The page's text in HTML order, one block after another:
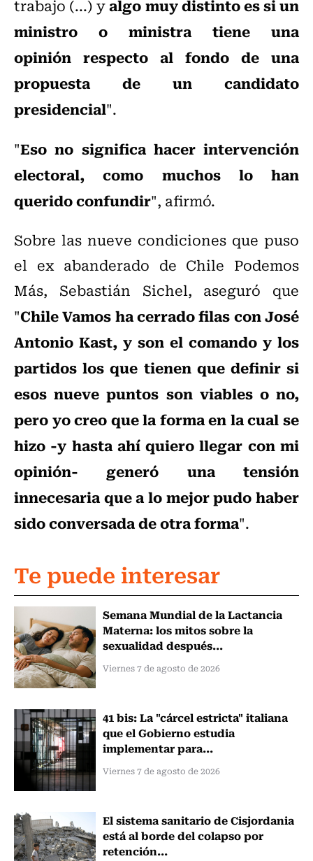
trabajo (...) yalgo muy distinto es si un
ministro o ministra tiene una
opinión respecto al fondo de una
propuesta de un candidato
presidencial".
"Eso no significa hacer intervención
electoral, como muchos lo han
querido confundir", afirmó.
Sobre las nueve condiciones que puso
el ex abanderado de Chile Podemos
Más, Sebastián Sichel, aseguró que
"Chile Vamos ha cerrado filas con José
Antonio Kast, y son el comando y los
partidos los que tienen que definir si
esos nueve puntos son viables o no,
pero yo creo que la forma en la cual se
hizo -y hasta ahí quiero llegar con mi
opinión- generó una tensión
innecesaria que a lo mejor pudo haber
sido conversada de otra forma".
Te puede interesar
Semana Mundial de la Lactancia
Materna: los mitos sobre la
sexualidad después...
Viernes 7 de agosto de 2026
41 bis: La "cárcel estricta" italiana
que el Gobierno estudia
implementar para...
Viernes 7 de agosto de 2026
El sistema sanitario de Cisjordania
está al borde del colapso por
retención...